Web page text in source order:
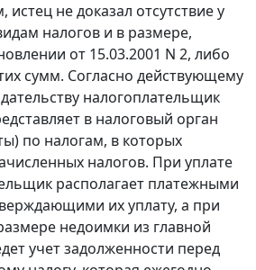
не доказал отсутствие у
налогов и в размере,
от 15.03.2001 N 2, либо
сумм. Согласно действующему
налогоплательщик
в налоговый орган
по налогам, в которых
налогов. При уплате
располагает платежными
их уплату, а при
недоимки из главной
учет задолженности перед